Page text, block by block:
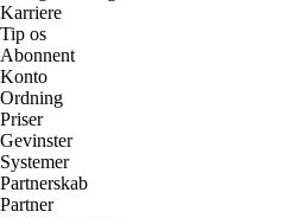
Karriere
Tip os
Abonnent
Konto
Ordning
Priser
Gevinster
Systemer
Partnerskab
Partner